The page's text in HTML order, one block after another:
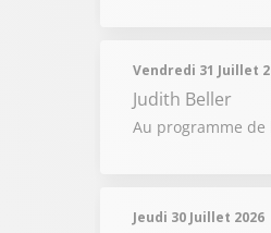
Vendredi 31 Juillet
Judith Beller
Au programme de
Jeudi 30 Juillet 2026